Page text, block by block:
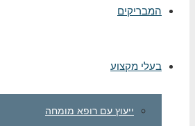
המבריקים
בעלי מקצוע
ייעוץ עם רופא מומחה